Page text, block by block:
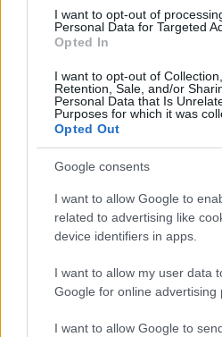
I want to opt-out of
Personal Data for Targeted
Opted In
I want to opt-out of
Retention, Sale, and/or
Personal Data that Is
Purposes for which it was
Opted Out
Google consents
I want to allow Google to
related to advertising like
device identifiers in apps.
I want to allow my user data
Google for online advertising
I want to allow Google to
cantidad de
29 abril, 2020
Subasta del
6 abril, 2020
Quienes somos
Últimas Noticias